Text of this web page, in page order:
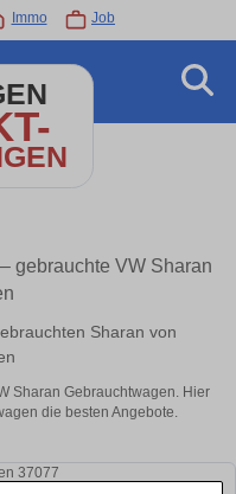
Immo Job
gebrauchte VW Sharan
Sharan von
Sharan Gebrauchtwagen. Hier
die besten Angebote.